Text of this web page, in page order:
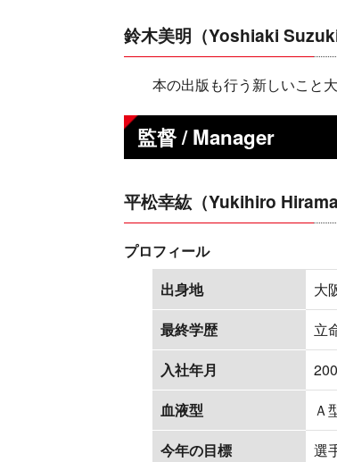
鈴木美明（Yoshiaki Suzuki
本の出版も行う新しいこと
監督 / Manager
平松幸紘（Yukihiro
プロフィール
出身地
大
最終学歴
立
入社年月
血液型
Ａ
今年の目標
選